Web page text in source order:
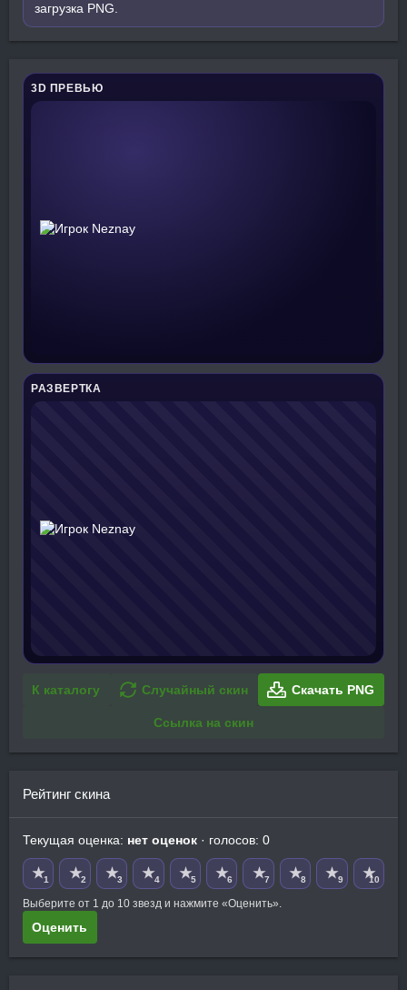
загрузка PNG.
3D ПРЕВЬЮ
РАЗВЕРТКА
К каталогу Случайный скин Скачать PNG
Ссылка на скин
Рейтинг скина
Текущая оценка: нет оценок · голосов: 0
★1 ★2 ★3 ★4 ★5 ★6 ★7 ★8 ★9 ★10
Выберите от 1 до 10 звезд и нажмите «Оценить».
Оценить